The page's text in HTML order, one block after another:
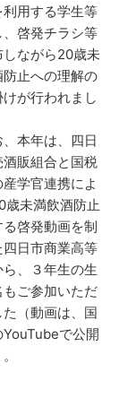
用する学生等
、啓発チラシ等
しながら20歳未
防止への理解の
が行われまし
本年は、四日
酒販組合と国税
産学官連携によ
歳未満飲酒防止
る啓発動画を制
四日市商業高等
、３年生の生
もご参加いただ
た（動画は、国
YouTubeで公開